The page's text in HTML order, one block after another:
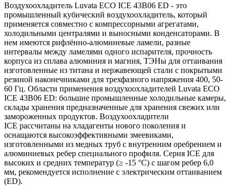
Воздухоохладитель Luvata ECO ICE 43B06 ED - это
промышленный кубический воздухоохладитель, который
применяется совместно с компрессорными агрегатами,
холодильными централями и выносными конденсаторами. В
нем имеются рифлённо-алюминевые ламели, разные
интервалы между ламелями одного испарителя, прочность
корпуса из сплава алюминия и магния, ТЭНы для оттаивания
изготовленные из титана и нержавеющей стали с покрытыми
резиной наконечниками для трехфазного напряжения 400, 50-
60 Гц. Области применения воздухоохладителей Luvata ECO
ICE 43B06 ED: большие промышленные холодильные камеры,
склады хранения предназначенные для хранения свежих или
замороженных продуктов. Воздухоохладители
ICE рассчитаны на хладагенты нового поколения и
оснащаются высокоэффективными змеевиками,
изготовленными из медных труб с внутренним оребрением и
алюминиевых ребер специального профиля. Серия ICE для
высоких и средних температур (≥ -15 °C) с шагом ребер 6,0
мм, рекомендуется исполнение с электрическим оттаиванием
(ED).